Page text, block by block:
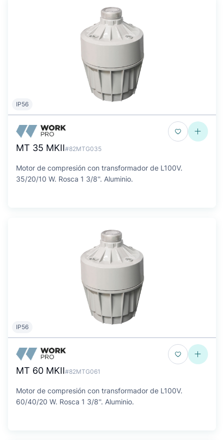
IP56
MT 35 MKII#82MTG035
Motor de compresión con transformador de L100V.
35/20/10 W. Rosca 1 3/8''. Aluminio.
IP56
MT 60 MKII#82MTG061
Motor de compresión con transformador de L100V.
60/40/20 W. Rosca 1 3/8''. Aluminio.